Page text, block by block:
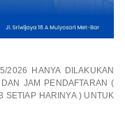
2026 HANYA DILAKUKAN
JAM PENDAFTARAN (
HARINYA ) UNTUK